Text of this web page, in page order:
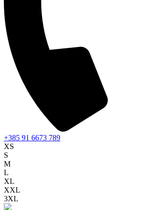
+385 91 6673 789
XS
S
M
L
XL
XXL
3XL